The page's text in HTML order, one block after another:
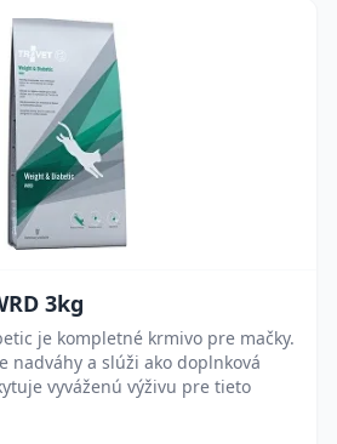
3kg
je kompletné krmivo pre mačky.
nadváhy a slúži ako doplnková
vyváženú výživu pre tieto